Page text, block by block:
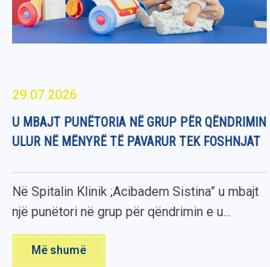
29.07.2026
U MBAJT PUNËTORIA NË GRUP PËR QËNDRIMIN
ULUR NË MËNYRË TË PAVARUR TEK FOSHNJAT
Në Spitalin Klinik ;Acibadem Sistina” u mbajt
një punëtori në grup për qëndrimin e u...
Më shumë